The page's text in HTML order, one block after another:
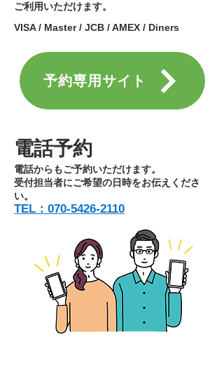
ご利用いただけます。
VISA / Master / JCB / AMEX / Diners
予約専用サイト
電話予約
電話からもご予約いただけます。
受付担当者にご希望の日時をお伝えくださ
い。
TEL：070-5426-2110